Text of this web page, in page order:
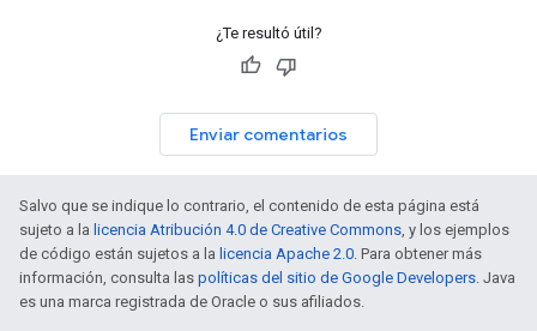
¿Te resultó útil?
Enviar comentarios
Salvo que se indique lo contrario, el contenido de esta página está
sujeto a la licencia Atribución 4.0 de Creative Commons, y los ejemplos
de código están sujetos a la licencia Apache 2.0. Para obtener más
información, consulta las políticas del sitio de Google Developers. Java
es una marca registrada de Oracle o sus afiliados.